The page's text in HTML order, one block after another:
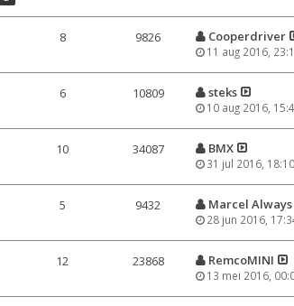
8 9826 Cooperdriver
11 aug 2016,
6 10809 steks
10 aug 2016,
10 34087 BMX
31 jul 2016, 18:10
5 9432 Marcel Always
28 jun 2016,
12 23868 RemcoMINI
13 mei 2016,